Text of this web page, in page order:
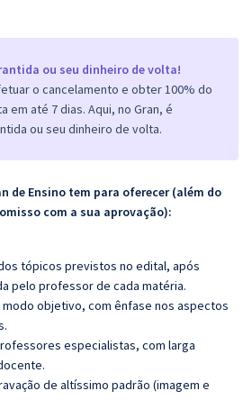
ou seu dinheiro de volta!
o cancelamento e obter 100% do
em até 7 dias. Aqui, no Gran, é
ou seu dinheiro de volta.
de Ensino tem para oferecer (além do
com a sua aprovação):
tópicos previstos no edital, após
pelo professor de cada matéria.
objetivo, com ênfase nos aspectos
especialistas, com larga
de altíssimo padrão (imagem e